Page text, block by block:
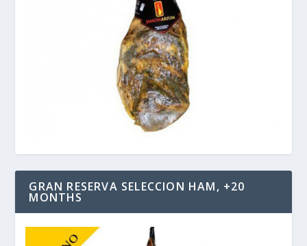
GRAN RESERVA SELECCION HAM, +20
MONTHS